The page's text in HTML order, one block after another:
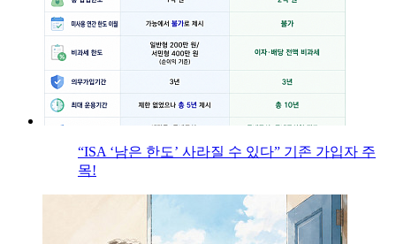
“ISA ‘남은 한도’ 사라질 수 있다” 기존 가입자 주
목!